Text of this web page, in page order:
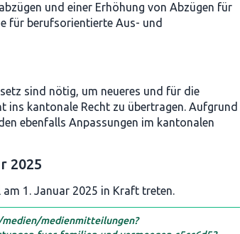
und einer Erhöhung von Abzügen für
für berufsorientierte Aus- und
sind nötig, um neueres und für die
ins kantonale Recht zu übertragen. Aufgrund
ebenfalls Anpassungen im kantonalen
2025
1. Januar 2025 in Kraft treten.
medienmitteilungen?